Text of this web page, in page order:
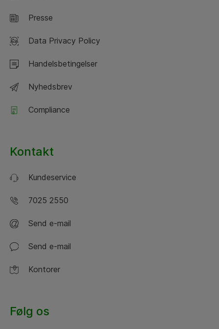
Presse
Data Privacy Policy
Handelsbetingelser
Nyhedsbrev
Compliance
Kontakt
Kundeservice
7025 2550
Send e-mail
Send e-mail
Kontorer
Følg os